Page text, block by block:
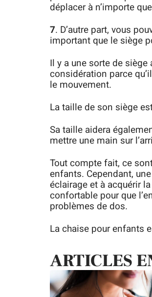
déplacer à n’importe
7. D’autre part, vous
important que le siège
Il y a une sorte de
considération parce
le mouvement.
La taille de son siège
Sa taille aidera
mettre une main sur
Tout compte fait, ce
enfants. Cependant,
éclairage et à acquérir
confortable pour que
problèmes de dos.
La chaise pour enfants
ARTICLES